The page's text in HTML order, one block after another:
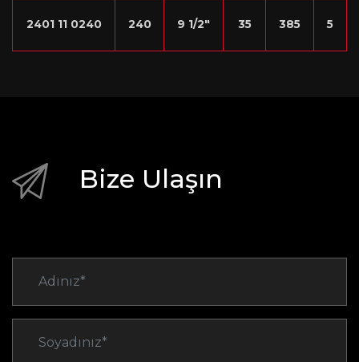
2401 11 0240 240 9 1/2″ 35 385 5
Bize Ulaşın